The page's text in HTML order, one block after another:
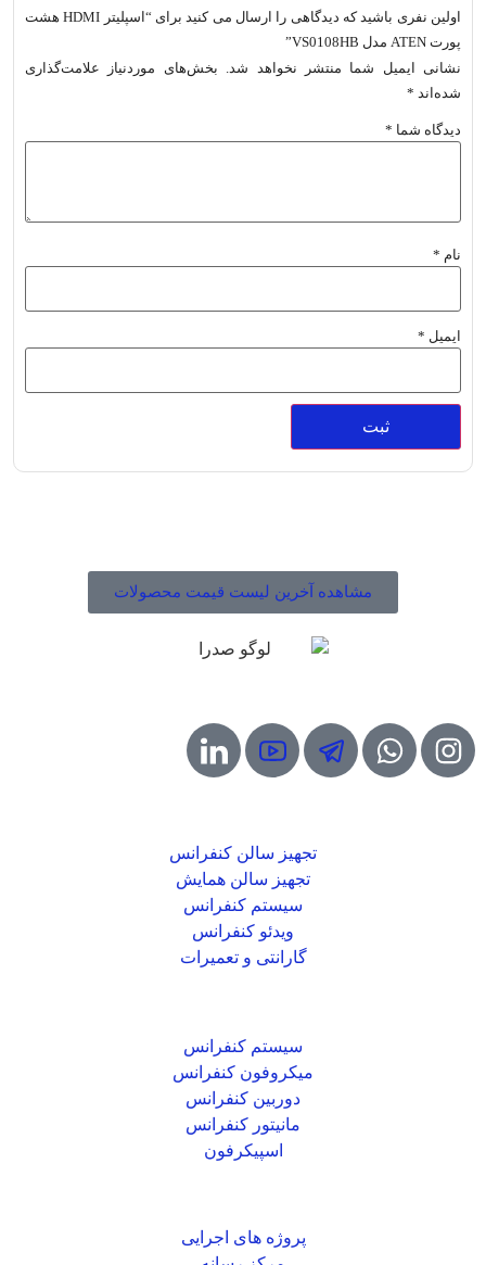
اولین نفری باشید که دیدگاهی را ارسال می کنید برای “اسپلیتر HDMI هشت
پورت ATEN مدل VS0108HB”
نشانی ایمیل شما منتشر نخواهد شد.
بخش‌های موردنیاز علامت‌گذاری
شده‌اند *
دیدگاه شما *
نام *
ایمیل *
مشاهده آخرین لیست قیمت محصولات
تجهیز سالن کنفرانس
تجهیز سالن همایش
سیستم کنفرانس
ویدئو کنفرانس
گارانتی و تعمیرات
سیستم کنفرانس
میکروفون کنفرانس
دوربین کنفرانس
مانیتور کنفرانس
اسپیکرفون
پروژه های اجرایی